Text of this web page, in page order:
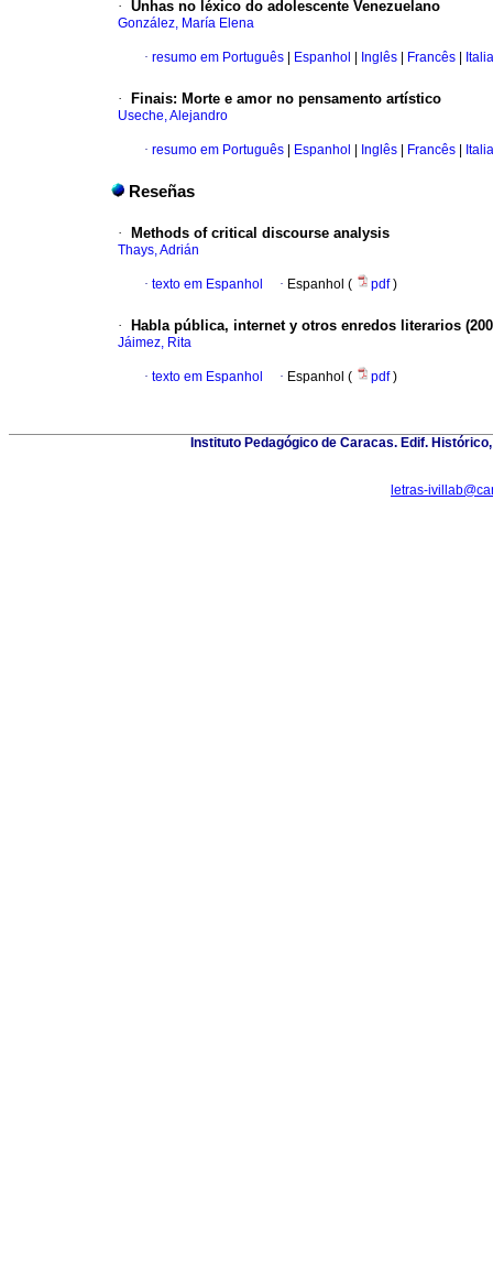
· Unhas no léxico do adolescente Venezuelano
González, María Elena
· resumo em Português Espanhol Inglês Francês
· Finais: Morte e amor no pensamento artístico
Useche, Alejandro
· resumo em Português Espanhol Inglês Francês
Reseñas
· Methods of critical discourse analysis
Thays, Adrián
· texto em Espanhol · Espanhol ( pdf)
· Habla pública, internet y otros enredos literarios
Jáimez, Rita
· texto em Espanhol · Espanhol ( pdf)
Instituto Pedagógico de Caracas. Edif.
letras-